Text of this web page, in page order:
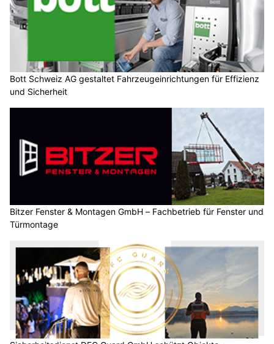
Bott Schweiz AG gestaltet Fahrzeugeinrichtungen für Effizienz
und Sicherheit
Bitzer Fenster & Montagen GmbH – Fachbetrieb für Fenster und
Türmontage